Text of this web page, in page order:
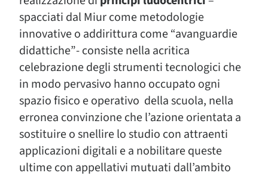
spacciati dal Miur come metodologie
innovative o addirittura come “avanguardie
didattiche”- consiste nella acritica
celebrazione degli strumenti tecnologici che
in modo pervasivo hanno occupato ogni
spazio fisico e operativo della scuola, nella
erronea convinzione che l’azione orientata a
sostituire o snellire lo studio con attraenti
applicazioni digitali e a nobilitare queste
ultime con appellativi mutuati dall’ambito